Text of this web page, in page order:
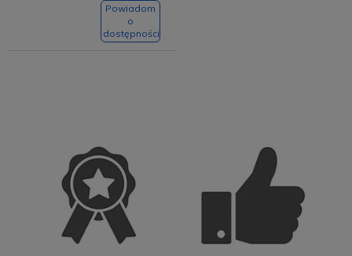
Powiadom
o
dostępności